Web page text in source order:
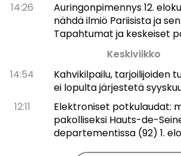
14:26
Auringonpimennys 12.
nähdä ilmiö Pariisista ja
Tapahtumat ja keskeiset
Keskiviikko
14:54
Kahvikilpailu, tarjoilijoiden
ei lopulta järjestetä
12:11
Elektroniset potkulaudat:
pakolliseksi Hauts-de-
departementissa (92) 1.